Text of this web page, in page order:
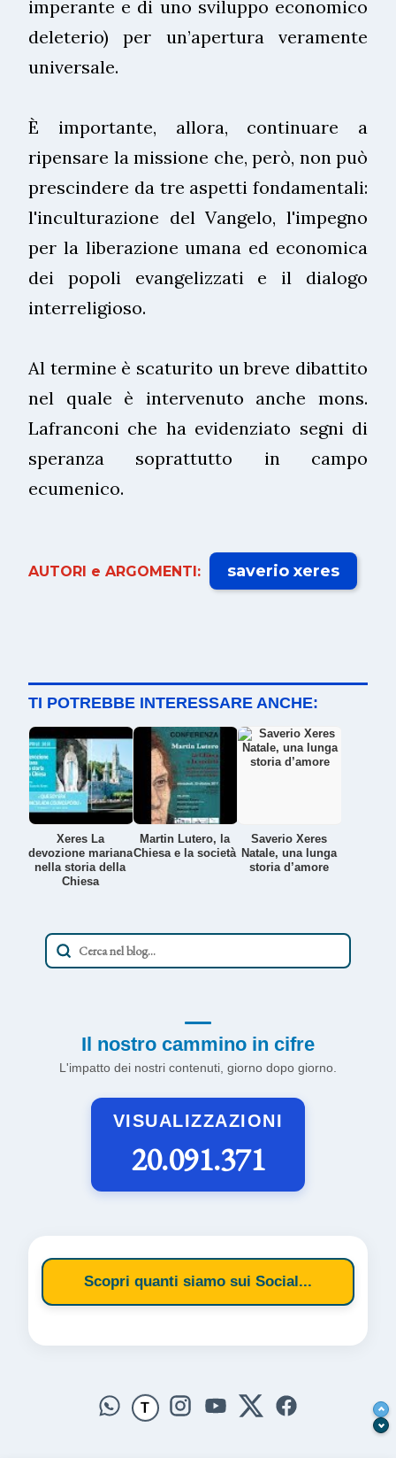
imperante e di uno sviluppo economico
deleterio) per un’apertura veramente
universale.
È importante, allora, continuare a
ripensare la missione che, però, non può
prescindere da tre aspetti fondamentali:
l'inculturazione del Vangelo, l'impegno
per la liberazione umana ed economica
dei popoli evangelizzati e il dialogo
interreligioso.
Al termine è scaturito un breve dibattito
nel quale è intervenuto anche mons.
Lafranconi che ha evidenziato segni di
speranza soprattutto in campo
ecumenico.
AUTORI e ARGOMENTI: saverio xeres
TI POTREBBE INTERESSARE ANCHE:
Xeres La
devozione mariana
nella storia della
Chiesa
Martin Lutero, la
Chiesa e la società
Saverio Xeres
Natale, una lunga
storia d’amore
Il nostro cammino in cifre
L'impatto dei nostri contenuti, giorno dopo giorno.
VISUALIZZAZIONI
20.091.371
Scopri quanti siamo sui Social...
T